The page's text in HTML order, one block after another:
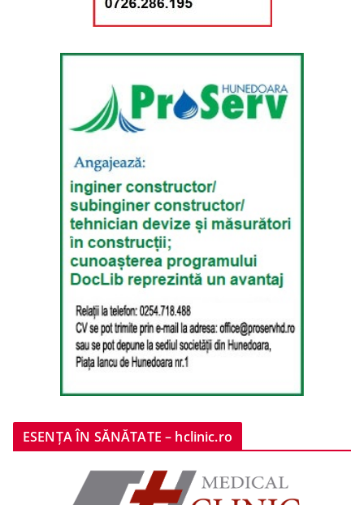
ESENȚA ÎN SĂNĂTATE – hclinic.ro